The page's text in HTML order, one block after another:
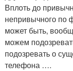
Вплоть до
непривычного по
может быть,
можем
подозревать о
телефона ….